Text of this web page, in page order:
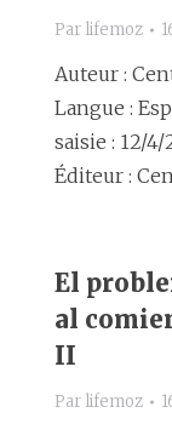
Par lifemoz
Auteur :
Langue :
saisie : 12/
Éditeur :
El
al
II
Par lifemoz